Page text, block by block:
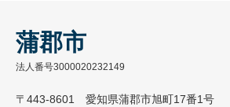
蒲郡市
法人番号3000020232149
〒443-8601 愛知県蒲郡市旭町17番1号